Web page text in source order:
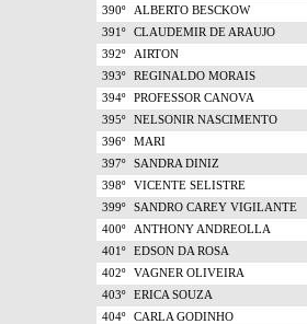
390º
ALBERTO BESCKOW
391º
CLAUDEMIR DE ARAUJO
392º
AIRTON
393º
REGINALDO MORAIS
394º
PROFESSOR CANOVA
395º
NELSONIR NASCIMENTO
396º
MARI
397º
SANDRA DINIZ
398º
VICENTE SELISTRE
399º
SANDRO CAREY VIGILANTE
400º
ANTHONY ANDREOLLA
401º
EDSON DA ROSA
402º
VAGNER OLIVEIRA
403º
ERICA SOUZA
404º
CARLA GODINHO